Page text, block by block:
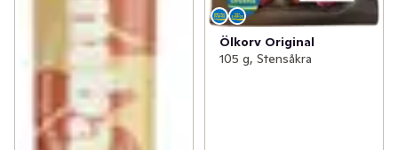
Ölkorv Original
105 g, Stensåkra